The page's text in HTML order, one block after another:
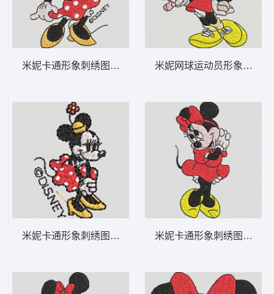
米妮卡通形象刺绣图案 米妮 52-DST格式
米妮卡通形象刺绣图案 米妮 51-DST格式
米妮网球运动员形象 米妮
米妮卡通形象刺绣图案 米